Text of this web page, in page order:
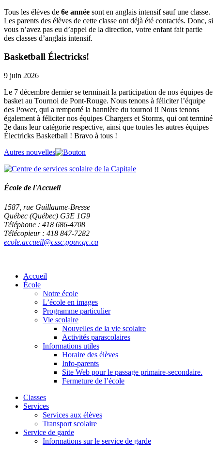
Tous les élèves de 6e année sont en anglais intensif sauf une classe.
Les parents des élèves de cette classe ont déjà été contactés. Donc, si
vous n’avez pas eu d’appel de la direction, votre enfant fait partie
des classes d’anglais intensif.
Basketball Électricks!
9 juin 2026
Le 7 décembre dernier se terminait la participation de nos équipes de
basket au Tournoi de Pont-Rouge. Nous tenons à féliciter l’équipe
des Power, qui a remporté la bannière du tournoi !! Nous tenons
également à féliciter nos équipes Chargers et Storms, qui ont terminé
2e dans leur catégorie respective, ainsi que toutes les autres équipes
Électricks Basketball ! Bravo à tous !
Autres nouvelles
École de l'Accueil
1587, rue Guillaume-Bresse
Québec (Québec) G3E 1G9
Téléphone : 418 686-4708
Télécopieur : 418 847-7282
ecole.accueil@cssc.gouv.qc.ca
Accueil
École
Notre école
L’école en images
Programme particulier
Vie scolaire
Nouvelles de la vie scolaire
Activités parascolaires
Informations utiles
Horaire des élèves
Info-parents
Site Web pour le passage primaire-secondaire.
Fermeture de l’école
Classes
Services
Services aux élèves
Transport scolaire
Service de garde
Informations sur le service de garde